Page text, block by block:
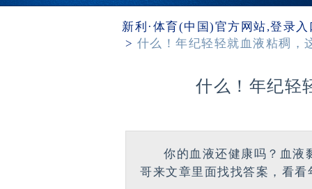
新利·体育(中国)官方网站,登录入
什么！年纪轻轻就血液粘稠，
什么！年纪轻
你的血液还健康吗？血液
哥来文章里面找找答案，看